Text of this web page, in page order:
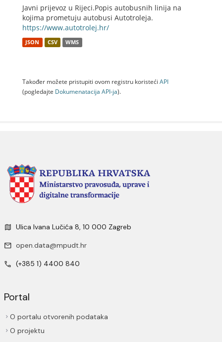
Javni prijevoz u Rijeci.Popis autobusnih linija na
kojima prometuju autobusi Autotroleja.
https://www.autotrolej.hr/
JSON CSV WMS
Također možete pristupiti ovom registru koristeći API
(pogledajte Dokumenаtаcijа API-jа).